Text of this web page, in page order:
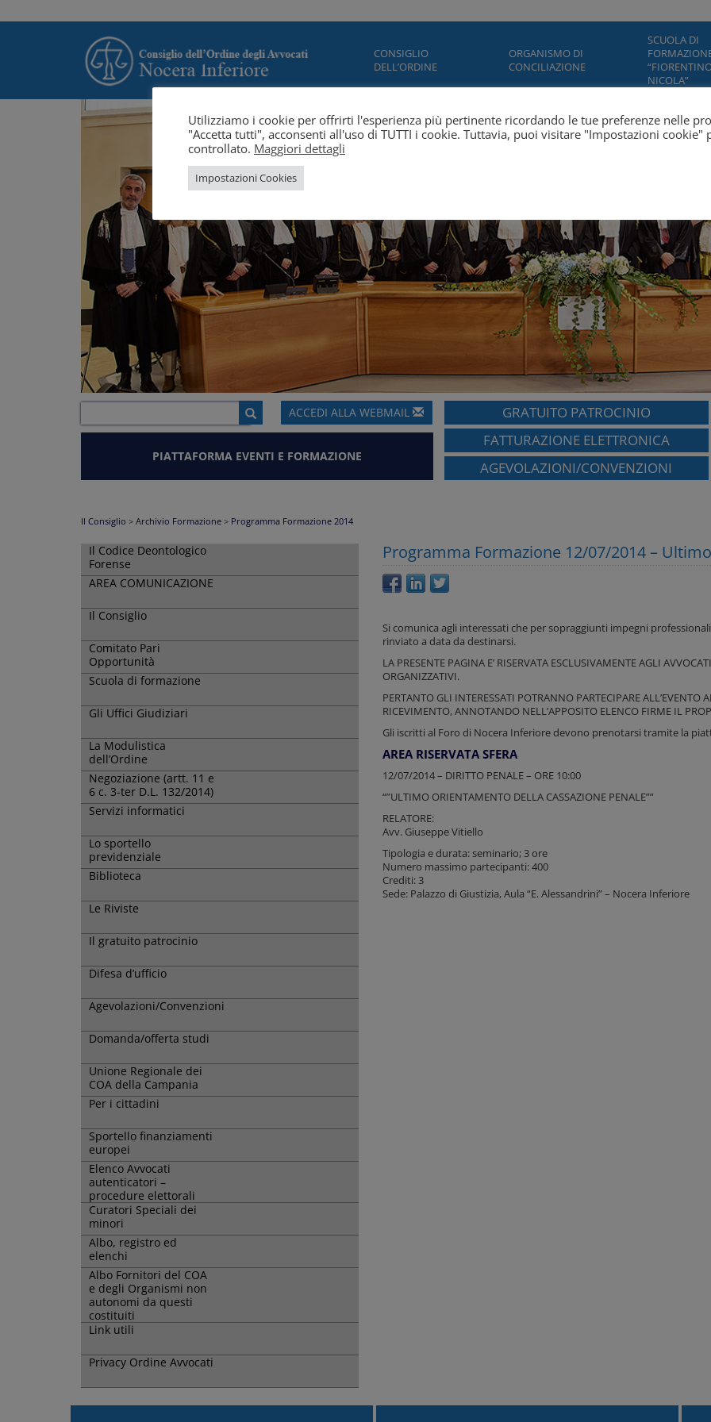
CONSIGLIO
DELL’ORDINE
ORGANISMO DI
CONCILIAZIONE
SCUOLA DI
NICOLA”
ACCEDI ALLAWEBMAIL
PIATTAFORMA EVENTI E FORMAZIONE
GRATUITO PATROCINIO
FATTURAZIONE ELETTRONICA
AGEVOLAZIONI/CONVENZIONI
Il Consiglio > Archivio Formazione > Programma Formazione 2014
Il Codice Deontologico
Forense
AREA COMUNICAZIONE
Il Consiglio
Comitato Pari
Opportunità
Scuola di formazione
Gli Uffici Giudiziari
La Modulistica
dell’Ordine
Negoziazione (artt. 11 e
6 c. 3-ter D.L. 132/2014)
Servizi informatici
Lo sportello
previdenziale
Biblioteca
Le Riviste
Il gratuito patrocinio
Difesa d’ufficio
Agevolazioni/Convenzioni
Domanda/offerta studi
Unione Regionale dei
COA della Campania
Per i cittadini
Sportello finanziamenti
europei
Elenco Avvocati
autenticatori –
procedure elettorali
Curatori Speciali dei
minori
Albo, registro ed
elenchi
Albo Fornitori del COA
e degli Organismi non
autonomi da questi
costituiti
Link utili
Privacy Ordine Avvocati
Programma Formazione 12/07/2014 –
Si comunica agli interessati che per sopraggiunti impegni
rinviato a data da destinarsi.
LA PRESENTE PAGINA E’ RISERVATA ESCLUSIVAMENTE AGLI
ORGANIZZATIVI.
PERTANTO GLI INTERESSATI POTRANNO PARTECIPARE
RICEVIMENTO, ANNOTANDO NELL’APPOSITO ELENCO FIRME IL
Gli iscritti al Foro di Nocera Inferiore devono prenotarsi tramite la
AREA RISERVATA SFERA
12/07/2014 – DIRITTO PENALE – ORE 10:00
“”ULTIMO ORIENTAMENTO DELLA CASSAZIONE PENALE””
RELATORE:
Avv. Giuseppe Vitiello
Tipologia e durata: seminario; 3 ore
Numero massimo partecipanti: 400
Crediti: 3
Sede: Palazzo di Giustizia, Aula “E. Alessandrini” – Nocera Inferiore
Utilizziamo i cookie per offrirti l'esperienza più pertinente ricordando le tue preferenze nelle
"Accetta tutti", acconsenti all'uso di TUTTI i cookie. Tuttavia, puoi visitare "Impostazioni cookie"
controllato. Maggiori dettagli
Impostazioni Cookies